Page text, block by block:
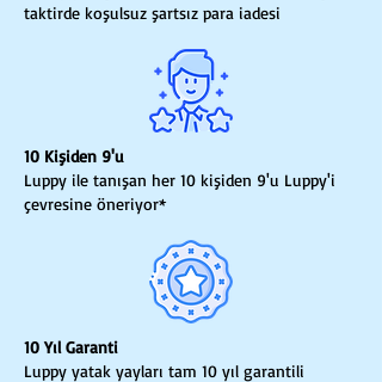
taktirde koşulsuz şartsız para iadesi
10 Kişiden 9'u
Luppy ile tanışan her 10 kişiden 9'u Luppy'i
çevresine öneriyor*
10 Yıl Garanti
Luppy yatak yayları tam 10 yıl garantili